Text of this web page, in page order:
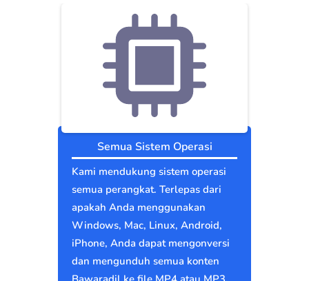
Semua Sistem Operasi
Kami mendukung sistem operasi
semua perangkat. Terlepas dari
apakah Anda menggunakan
Windows, Mac, Linux, Android,
iPhone, Anda dapat mengonversi
dan mengunduh semua konten